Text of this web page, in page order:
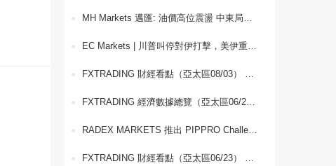
MH Markets 邁匯: 油價高位震盪 中東局勢與供需前景成焦點
EC Markets | 川普叫停對伊打擊，美伊重啟談判壓垮油價，日美聯合幹預引爆日圓反彈
FXTRADING 財經看點（亞太區08/03） 英國推動股票市場資料改革，統一交易體系提升倫敦資本市場競爭力
FXTRADING 經濟數據總覽（亞太區06/23） 全球經濟動態與貨幣政策展望
RADEX MARKETS 推出 PIPPRO Challenge －世界盃交易競賽，最高可贏取 USD $5,000 現金獎勵
FXTRADING 財經看點（亞太區06/23） 美伊談判持續推進，能源出口恢復迎來新進展